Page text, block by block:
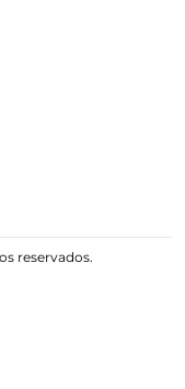
reservados.